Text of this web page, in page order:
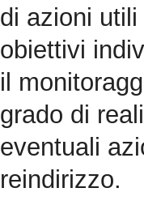
di azioni
obiettivi
il
grado di
eventuali
reindirizzo.